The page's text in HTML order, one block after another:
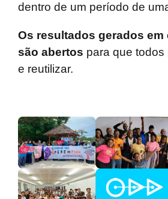
dentro de um período de
Os resultados gerados em
são abertos para que
e reutilizar.